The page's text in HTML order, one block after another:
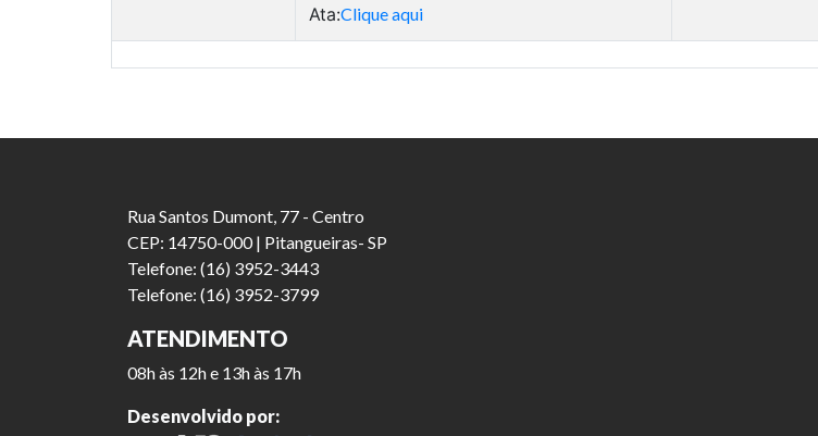
Ata:Clique aqui
Rua Santos Dumont, 77 - Centro
CEP: 14750-000 | Pitangueiras- SP
Telefone: (16) 3952-3443
Telefone: (16) 3952-3799
ATENDIMENTO
08h às 12h e 13h às 17h
Desenvolvido por: